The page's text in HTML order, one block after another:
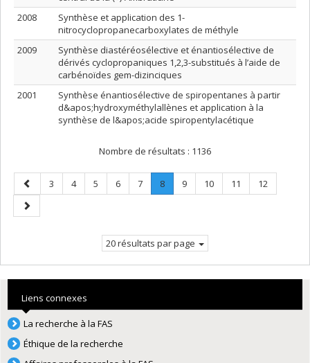
2008
Synthèse et application des 1-
nitrocyclopropanecarboxylates de méthyle
2009
Synthèse diastéréosélective et énantiosélective de
dérivés cyclopropaniques 1,2,3-substitués à l’aide de
carbénoïdes gem-dizinciques
2001
Synthèse énantiosélective de spiropentanes à partir
d&apos;hydroxyméthylallènes et application à la
synthèse de l&apos;acide spiropentylacétique
Nombre de résultats : 1136
Page
précédente
Page
3 Page
4 Page
5 Page
6 Page
7 Page
8.
Page
Page
9 Page
10 Page
11 Page
12
Page
suivante
20 résultats par page
Liens connexes
La recherche à la FAS
Éthique de la recherche